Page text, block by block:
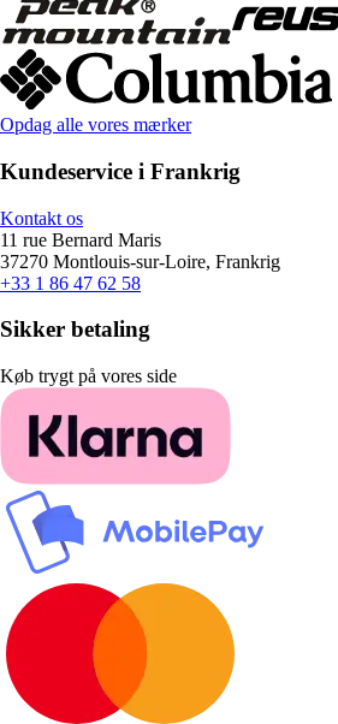
Opdag alle vores mærker
Kundeservice i Frankrig
Kontakt os
11 rue Bernard Maris
37270 Montlouis-sur-Loire, Frankrig
+33 1 86 47 62 58
Sikker betaling
Køb trygt på vores side